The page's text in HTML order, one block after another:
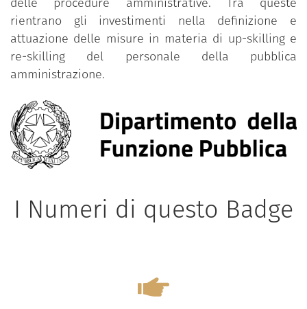
rientrano gli investimenti nella definizione e
attuazione delle misure in materia di up-skilling e
re-skilling del personale della pubblica
amministrazione.
I Numeri di questo Badge